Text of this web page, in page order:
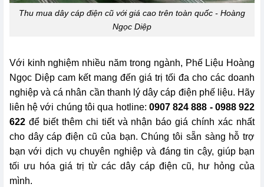
Thu mua dây cáp điện cũ với giá cao trên toàn quốc - Hoàng
Ngọc Diệp
Với kinh nghiệm nhiều năm trong ngành, Phế Liệu Hoàng
Ngọc Diệp cam kết mang đến giá trị tối đa cho các doanh
nghiệp và cá nhân cần thanh lý dây cáp điện phế liệu. Hãy
liên hệ với chúng tôi qua hotline: 0907 824 888 - 0988 922
622để biết thêm chi tiết và nhận báo giá chính xác nhất
cho dây cáp điện cũ của bạn. Chúng tôi sẵn sàng hỗ trợ
bạn với dịch vụ chuyên nghiệp và đáng tin cậy, giúp bạn
tối ưu hóa giá trị từ các dây cáp điện cũ, hư hỏng của
mình.